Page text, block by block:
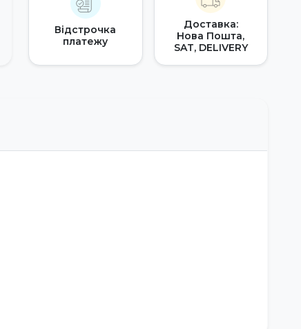
Відстрочка
платежу
Доставка:
Нова Пошта,
SAT, DELIVERY